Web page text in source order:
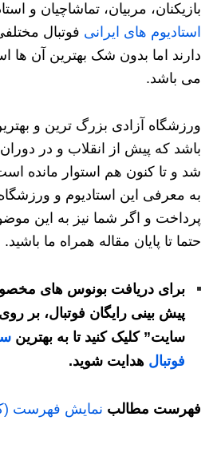
بازیکنان، مربیان، تماشاچیان و
استادیوم های ایرانی فوتبال
دارند اما بدون شک بهترین آن ها
می باشد.
ورزشگاه آزادی بزرگ ترین و
باشد که پیش از انقلاب و در
شد و تا کنون هم استوار مانده
به معرفی این استادیوم و
پرداخت و اگر شما نیز به این
حتما تا پایان مقاله همراه ما باشید.
برای دریافت بونوس های
پیش بینی رایگان فوتبال، بر
سایت” کلیک کنید تا به بهترین
فوتبال هدایت شوید.
فهرست مطالب نمایش فهرست